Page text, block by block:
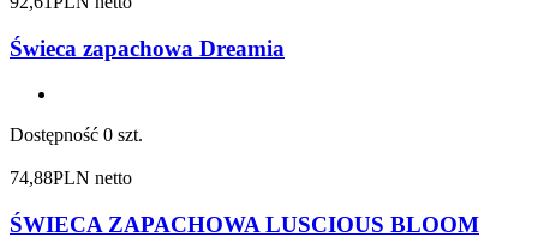
Świeca zapachowa Dreamia
Dostępność 0 szt.
74,88PLN netto
ŚWIECA ZAPACHOWA LUSCIOUS BLOOM